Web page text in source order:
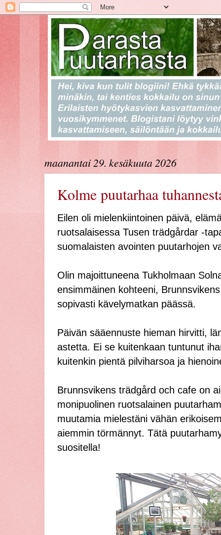
maanantai 29. kesäkuuta 2026
Kolme puutarhaa
Eilen oli mielenkiintoinen päivä,
ruotsalaisessa Tusen trädgårdar -
suomalaisten avointen puutarhojen
Olin majoittuneena Tukholmaan
ensimmäinen kohteeni,
sopivasti kävelymatkan päässä.
Päivän sääennuste hieman hirvitti,
astetta. Ei se kuitenkaan tuntunut
kuitenkin pientä pilviharsoa ja
Brunnsvikens trädgård och cafe on
monipuolinen ruotsalainen
muutamia mielestäni vähän
aiemmin törmännyt. Tätä
suositella!